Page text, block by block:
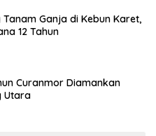
Tanam Ganja di Kebun Karet,
12 Tahun
Curanmor Diamankan
Utara